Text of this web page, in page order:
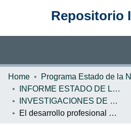
Repositorio
Communities & Collections
Statistics
Home
INFORME ESTADO DE LA EDUCACION
INVESTIGACIONES DE BASE EE
El desarrollo profesional de los docentes en servicio en Costa Rica: Un estudio exploratorio